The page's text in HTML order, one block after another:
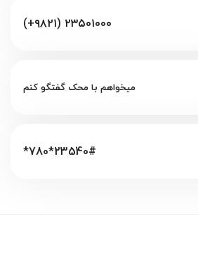
(+۹۸۲۱) ۲۳۵۰۱۰۰۰
میخواهم با محک گفتگو کنم
*780*23540#